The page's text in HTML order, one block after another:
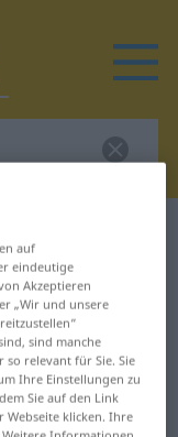
auf
eindeutige
Akzeptieren
„Wir und unsere
sind manche
relevant für Sie. Sie
Ihre Einstellungen zu
Sie auf den Link
Webseite klicken. Ihre